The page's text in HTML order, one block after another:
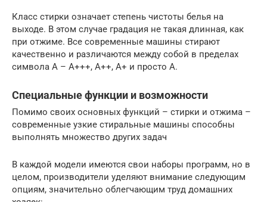
Класс стирки означает степень чистоты белья на
выходе. В этом случае градация не такая длинная, как
при отжиме. Все современные машины стирают
качественно и различаются между собой в пределах
символа А – А+++, А++, А+ и просто А.
Специальные функции и возможности
Помимо своих основных функций – стирки и отжима –
современные узкие стиральные машины способны
выполнять множество других задач
В каждой модели имеются свои наборы программ, но в
целом, производители уделяют внимание следующим
опциям, значительно облегчающим труд домашних